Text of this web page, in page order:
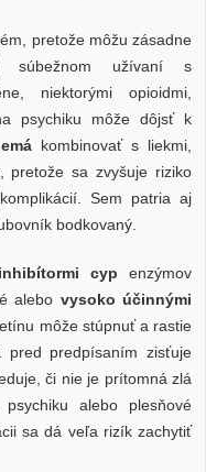
pretože môžu zásadne
súbežnom užívaní s
niektorými opioidmi,
psychiku môže dôjsť k
kombinovať s liekmi,
pretože sa zvyšuje riziko
Sem patria aj
bodkovaný.
inhibítormi cyp enzýmov
alebo vysoko účinnými
môže stúpnuť a rastie
predpísaním zisťuje
či nie je prítomná zlá
alebo plesňové
sa dá veľa rizík zachytiť